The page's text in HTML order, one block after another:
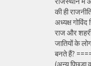
की ही
अध्यक्ष गोविंद
राज और
जातियों के
बनते हैं?